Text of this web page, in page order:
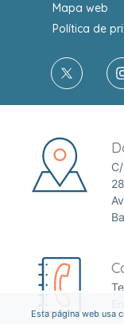
Mapa web
Política de
Esta página web usa